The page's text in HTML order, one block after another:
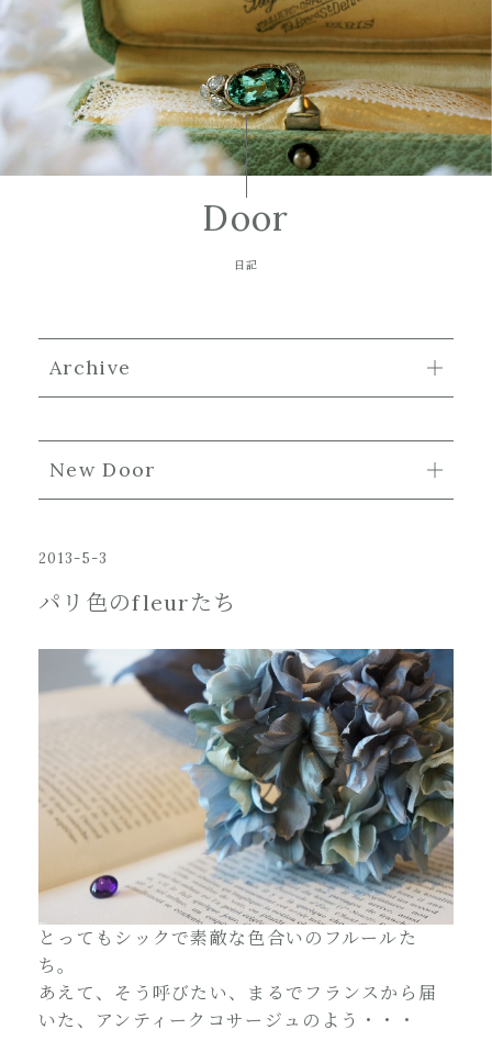
Door
日記
Archive
New Door
2013-5-3
パリ色のfleurたち
とってもシックで素敵な色合いのフルールた
ち。
あえて、そう呼びたい、まるでフランスから届
いた、アンティークコサージュのよう・・・